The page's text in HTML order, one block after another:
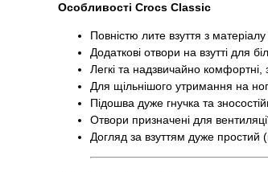
Особливості Crocs Classic
Повністю лите взуття з матеріалу
Додаткові отвори на взутті для
Легкі та надзвичайно комфортні,
Для щільнішого утримання на
Підошва дуже гнучка та
Отвори призначені для
Догляд за взуттям дуже